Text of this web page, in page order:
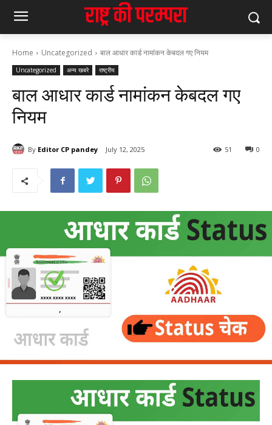
Home Uncategorized बाल आधार कार्ड नामांकन केबदल गए नियम
Uncategorized अन्य खबरे राष्ट्रीय
बाल आधार कार्ड नामांकन केबदल गए
नियम
By Editor CP pandey July 12, 2025 0
51